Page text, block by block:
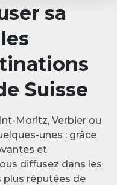
sa
Suisse
Moritz, Verbier ou
unes : grâce
et
diffusez dans les
réputées de